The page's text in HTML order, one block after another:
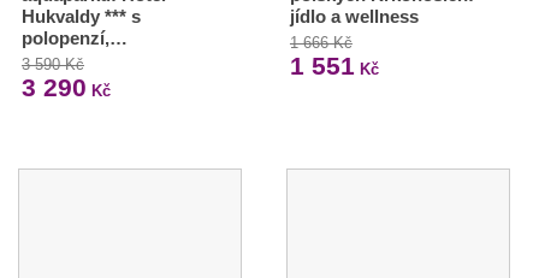
Hukvaldy *** s
polopenzí,…
3 590 Kč
3 290 Kč
jídlo a wellness
1 666 Kč
1 551 Kč